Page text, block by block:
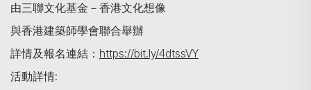
由三聯文化基金－香港文化想像
與香港建築師學會聯合舉辦
詳情及報名連結： https://bit.ly/4dtssVY
活動詳情: